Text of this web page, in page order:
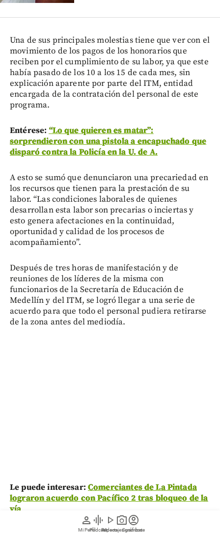
person
Mi Perfil
graphic_eq
Pódcast
play_arrow
Videos
photo_camera
Reportajes gráficos
account_circle
Suscríbete
Una de sus principales molestias tiene que ver con el
movimiento de los pagos de los honorarios que
reciben por el cumplimiento de su labor, ya que este
había pasado de los 10 a los 15 de cada mes, sin
explicación aparente por parte del ITM, entidad
encargada de la contratación del personal de este
programa.
Entérese: “Lo que quieren es matar”:
sorprendieron con una pistola a encapuchado que
disparó contra la Policía en la U. de A.
A esto se sumó que denunciaron una precariedad en
los recursos que tienen para la prestación de su
labor. “Las condiciones laborales de quienes
desarrollan esta labor son precarias o inciertas y
esto genera afectaciones en la continuidad,
oportunidad y calidad de los procesos de
acompañamiento”.
Después de tres horas de manifestación y de
reuniones de los líderes de la misma con
funcionarios de la Secretaría de Educación de
Medellín y del ITM, se logró llegar a una serie de
acuerdo para que todo el personal pudiera retirarse
de la zona antes del mediodía.
Le puede interesar: Comerciantes de La Pintada
lograron acuerdo con Pacífico 2 tras bloqueo de la
vía